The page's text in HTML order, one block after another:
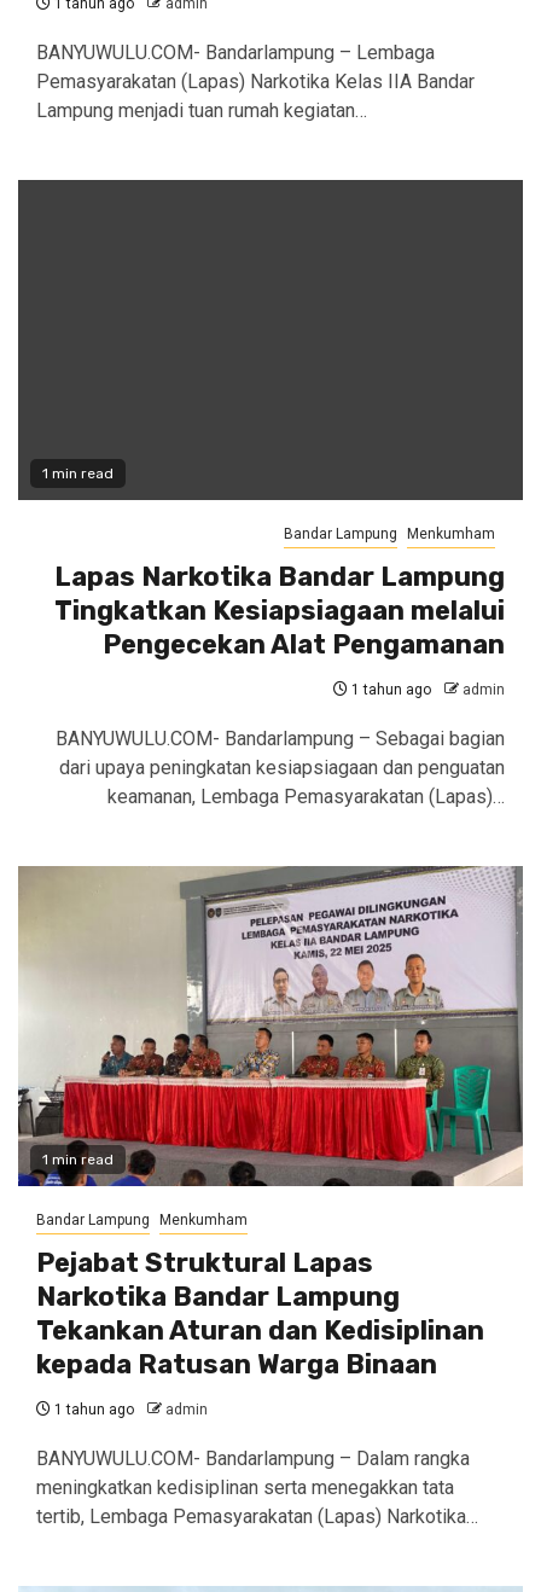
BANYUWULU.COM- Bandarlampung – Lembaga
Pemasyarakatan (Lapas) Narkotika Kelas IIA Bandar
Lampung menjadi tuan rumah kegiatan…
1 min read
Bandar Lampung Menkumham
Lapas Narkotika Bandar Lampung
Tingkatkan Kesiapsiagaan melalui
Pengecekan Alat Pengamanan
1 tahun ago admin
BANYUWULU.COM- Bandarlampung – Sebagai bagian
dari upaya peningkatan kesiapsiagaan dan penguatan
keamanan, Lembaga Pemasyarakatan (Lapas)…
1 min read
Bandar Lampung Menkumham
Pejabat Struktural Lapas
Narkotika Bandar Lampung
Tekankan Aturan dan Kedisiplinan
kepada Ratusan Warga Binaan
1 tahun ago admin
BANYUWULU.COM- Bandarlampung – Dalam rangka
meningkatkan kedisiplinan serta menegakkan tata
tertib, Lembaga Pemasyarakatan (Lapas) Narkotika…